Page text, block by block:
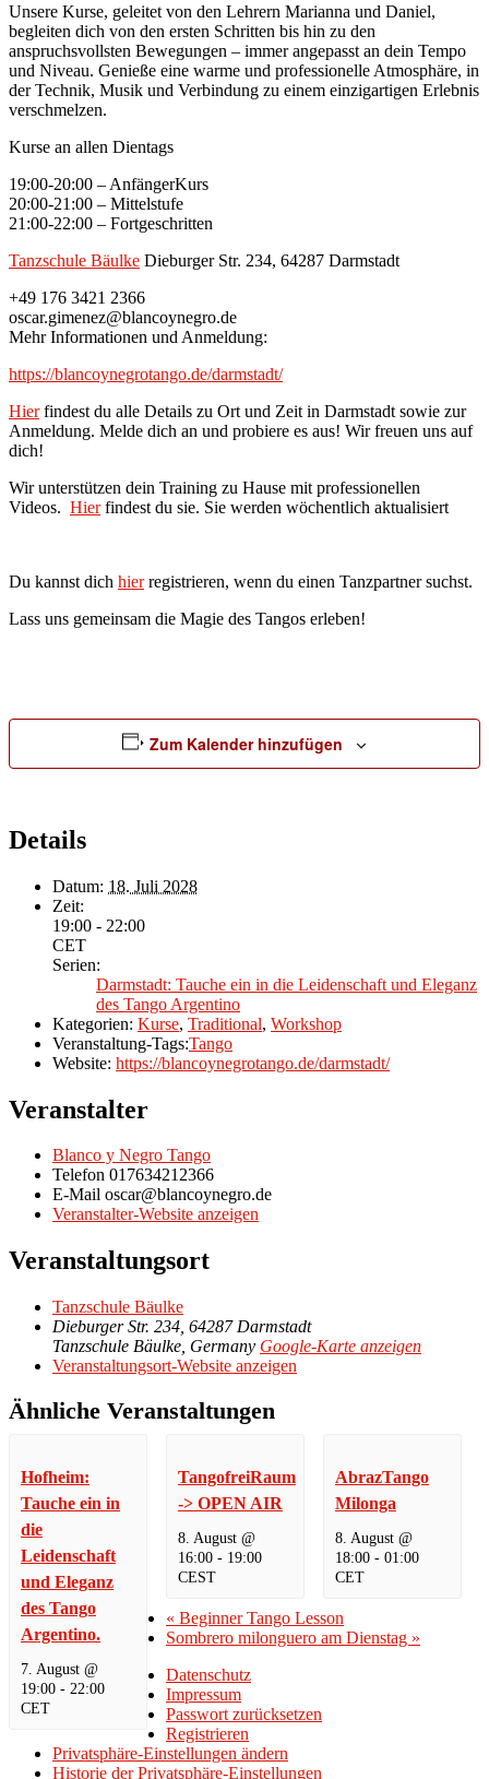
Unsere Kurse, geleitet von den Lehrern Marianna und Daniel,
begleiten dich von den ersten Schritten bis hin zu den
anspruchsvollsten Bewegungen – immer angepasst an dein Tempo
und Niveau. Genieße eine warme und professionelle Atmosphäre, in
der Technik, Musik und Verbindung zu einem einzigartigen Erlebnis
verschmelzen.
Kurse an allen Dientags
19:00-20:00 – AnfängerKurs
20:00-21:00 – Mittelstufe
21:00-22:00 – Fortgeschritten
Tanzschule Bäulke Dieburger Str. 234, 64287 Darmstadt
+49 176 3421 2366
oscar.gimenez@blancoynegro.de
Mehr Informationen und Anmeldung:
https://blancoynegrotango.de/darmstadt/
Hierfindest du alle Details zu Ort und Zeit in Darmstadt sowie zur
Anmeldung. Melde dich an und probiere es aus! Wir freuen uns auf
dich!
Wir unterstützen dein Training zu Hause mit professionellen
Videos. Hierfindest du sie. Sie werden wöchentlich aktualisiert
Du kannst dich hierregistrieren, wenn du einen Tanzpartner suchst.
Lass uns gemeinsam die Magie des Tangos erleben!
Zum Kalender hinzufügen
Details
Datum: 18. Juli 2028
Zeit:
19:00 - 22:00
CET
Serien:
Darmstadt: Tauche ein in die Leidenschaft und Eleganz
des Tango Argentino
Kategorien: Kurse, Traditional, Workshop
Veranstaltung-Tags:Tango
Website: https://blancoynegrotango.de/darmstadt/
Veranstalter
Blanco y Negro Tango
Telefon 017634212366
E-Mail oscar@blancoynegro.de
Veranstalter-Website anzeigen
Veranstaltungsort
Tanzschule Bäulke
Dieburger Str. 234, 64287 Darmstadt
Tanzschule Bäulke Germany Google-Karte anzeigen
Veranstaltungsort-Website anzeigen
Ähnliche Veranstaltungen
Hofheim:
Tauche ein in
die
Leidenschaft
und Eleganz
des Tango
Argentino.
7. August @
19:00- 22:00
CET
TangofreiRaum
-> OPEN AIR
8. August @
16:00- 19:00
CEST
AbrazTango
Milonga
8. August @
18:00- 01:00
CET
« Beginner Tango Lesson
Sombrero milonguero am Dienstag »
Datenschutz
Impressum
Passwort zurücksetzen
Registrieren
Privatsphäre-Einstellungen ändern
Historie der Privatsphäre-Einstellungen